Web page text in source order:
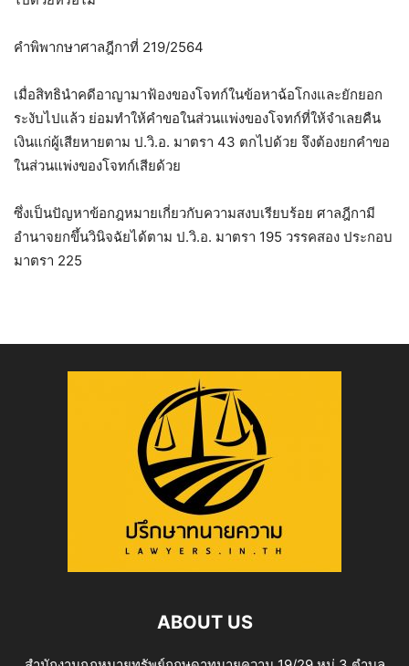
คำพิพากษาศาลฎีกาที่ 219/2564
เมื่อสิทธินำคดีอาญามาฟ้องของโจทก์ในข้อหาฉ้อโกงและยักยอก
ระงับไปแล้ว ย่อมทำให้คำขอในส่วนแพ่งของโจทก์ที่ให้จำเลยคืน
เงินแก่ผู้เสียหายตาม ป.วิ.อ. มาตรา 43 ตกไปด้วย จึงต้องยกคำขอ
ในส่วนแพ่งของโจทก์เสียด้วย
ซึ่งเป็นปัญหาข้อกฎหมายเกี่ยวกับความสงบเรียบร้อย ศาลฎีกามี
อำนาจยกขึ้นวินิจฉัยได้ตาม ป.วิ.อ. มาตรา 195 วรรคสอง ประกอบ
มาตรา 225
ABOUT US